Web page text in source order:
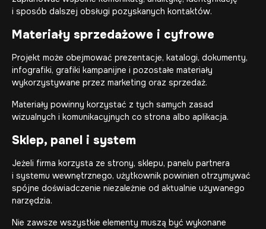
i sposób dalszej obsługi pozyskanych kontaktów.
Materiały sprzedażowe i cyfrowe
Projekt może obejmować prezentacje, katalogi, dokumenty,
infografiki, grafiki kampanijne i pozostałe materiały
wykorzystywane przez marketing oraz sprzedaż.
Materiały powinny korzystać z tych samych zasad
wizualnych i komunikacyjnych co strona albo aplikacja.
Sklep, panel i system
Jeżeli firma korzysta ze strony, sklepu, panelu partnera
i systemu wewnętrznego, użytkownik powinien otrzymywać
spójne doświadczenie niezależnie od aktualnie używanego
narzędzia.
Nie zawsze wszystkie elementy muszą być wykonane